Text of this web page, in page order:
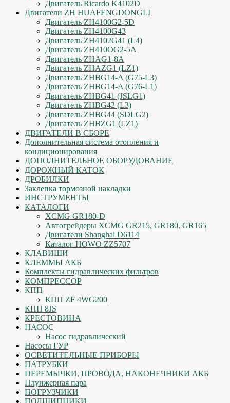
Двигатель Ricardo K4102D
Двигатели ZH HUAFENGDONGLI
Двигатель ZH4100G2-5D
Двигатель ZH4100G43
Двигатель ZH4102G41 (L4)
Двигатель ZH410OG2-5A
Двигатель ZHAG1-8A
Двигатель ZHAZG1 (LZ1)
Двигатель ZHBG14-A (G75-L3)
Двигатель ZHBG14-A (G76-L1)
Двигатель ZHBG41 (JSLG1)
Двигатель ZHBG42 (L3)
Двигатель ZHBG44 (SDLG2)
Двигатель ZHBZG1 (LZ1)
ДВИГАТЕЛИ В СБОРЕ
Дополнительная система отопления и
кондиционирования
ДОПОЛНИТЕЛЬНОЕ ОБОРУДОВАНИЕ
ДОРОЖНЫЙ КАТОК
ДРОБИЛКИ
Заклепка тормозной накладки
ИНСТРУМЕНТЫ
КАТАЛОГИ
XCMG GR180-D
Автогрейдеры XCMG GR215, GR180, GR165
Двигатели Shanghai D6114
Каталог HOWO ZZ5707
КЛАВИШИ
КЛЕММЫ АКБ
Комплекты гидравлических фильтров
КОМПРЕССОР
КПП
КПП ZF 4WG200
КПП 8JS
КРЕСТОВИНА
НАСОС
Насос гидравлический
Насосы ГУР
ОСВЕТИТЕЛЬНЫЕ ПРИБОРЫ
ПАТРУБКИ
ПЕРЕМЫЧКИ, ПРОВОДА, НАКОНЕЧНИКИ АКБ
Плунжерная пара
ПОГРУЗЧИКИ
ПОДШИПНИКИ